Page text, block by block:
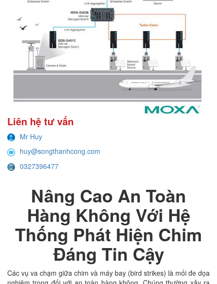
Liên hệ tư vấn
Mr Huy
huy@songthanhcong.com
0327396477
Nâng Cao An Toàn
Hàng Không Với Hệ
Thống Phát Hiện Chim
Đáng Tin Cậy
Các vụ va chạm giữa chim và máy bay (bird strikes) là mối đe dọa